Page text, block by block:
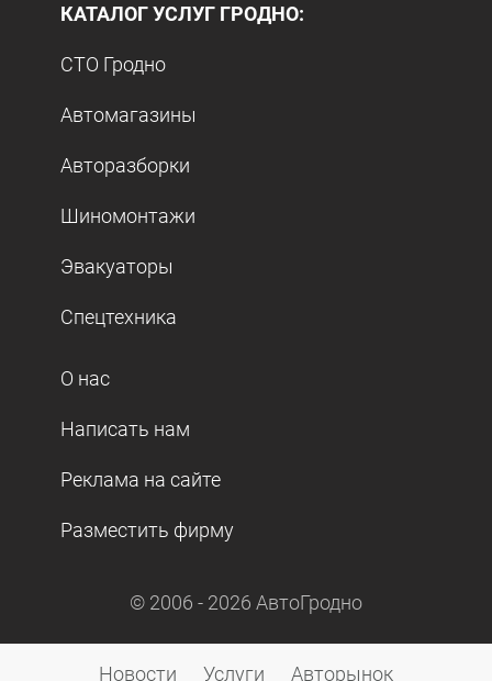
КАТАЛОГ УСЛУГ ГРОДНО:
СТО Гродно
Автомагазины
Авторазборки
Шиномонтажи
Эвакуаторы
Спецтехника
О нас
Написать нам
Реклама на сайте
Разместить фирму
© 2006 - 2026 АвтоГродно
Новости Услуги Авторынок